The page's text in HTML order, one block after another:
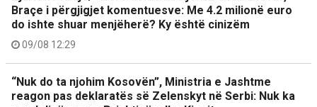
Braçe i përgjigjet komentuesve: Me 4.2 milionë euro
do ishte shuar menjëherë? Ky është cinizëm
09/08 12:29
“Nuk do ta njohim Kosovën”, Ministria e Jashtme
reagon pas deklaratës së Zelenskyt në Serbi: Nuk ka